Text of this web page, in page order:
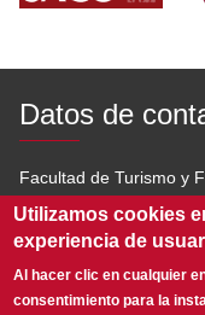
Datos de
Facultad de Turismo y
Av. San Francisco
954 551 600
Utilizamos cookies
experiencia de
Al hacer clic en cualquier
consentimiento para la